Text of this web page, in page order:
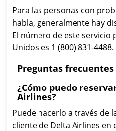
Para las personas con
habla, generalmente hay
El número de este servicio
Unidos es 1 (800) 831-4488.
Preguntas
¿Cómo puedo
Airlines?
Puede hacerlo a través de
cliente de Delta Airlines en